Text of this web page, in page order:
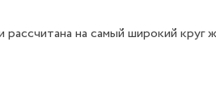
рассчитана на самый широкий круг